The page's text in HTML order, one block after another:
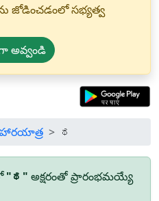
జోడించడంలో సభ్యత్వ
అవ్వండి
ಥ
"ಥ" అక్షరంతో ప్రారంభమయ్యే